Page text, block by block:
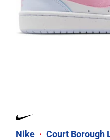
Nike · Court Borough